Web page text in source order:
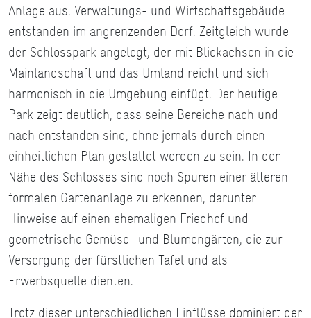
Anlage aus. Verwaltungs- und Wirtschaftsgebäude
entstanden im angrenzenden Dorf. Zeitgleich wurde
der Schlosspark angelegt, der mit Blickachsen in die
Mainlandschaft und das Umland reicht und sich
harmonisch in die Umgebung einfügt. Der heutige
Park zeigt deutlich, dass seine Bereiche nach und
nach entstanden sind, ohne jemals durch einen
einheitlichen Plan gestaltet worden zu sein. In der
Nähe des Schlosses sind noch Spuren einer älteren
formalen Gartenanlage zu erkennen, darunter
Hinweise auf einen ehemaligen Friedhof und
geometrische Gemüse- und Blumengärten, die zur
Versorgung der fürstlichen Tafel und als
Erwerbsquelle dienten.
Trotz dieser unterschiedlichen Einflüsse dominiert der